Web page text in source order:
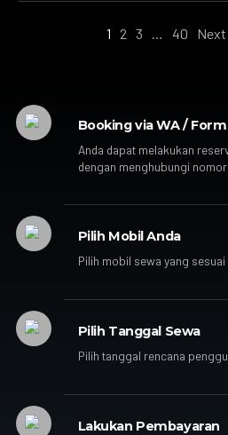
1 2 3 40
Booking via WA /
Anda dapat melakukan
dengan menghubungi
Pilih Mobil Anda
Pilih mobil sewa yang
Pilih Tanggal Sewa
Pilih tanggal rencana
Lakukan Pembayaran